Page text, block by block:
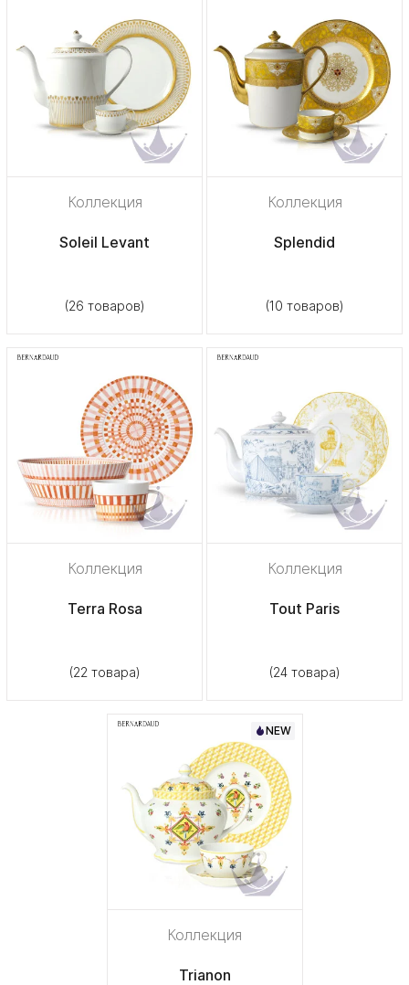
Коллекция
Soleil Levant
(26 товаров)
Коллекция
Splendid
(10 товаров)
Коллекция
Terra Rosa
(22 товара)
Коллекция
Tout Paris
(24 товара)
NEW
Коллекция
Trianon